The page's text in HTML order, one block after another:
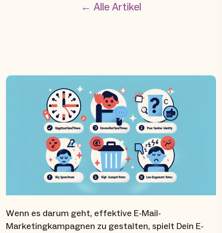
← Alle Artikel
Wenn es darum geht, effektive E-Mail-
Marketingkampagnen zu gestalten, spielt Dein E-